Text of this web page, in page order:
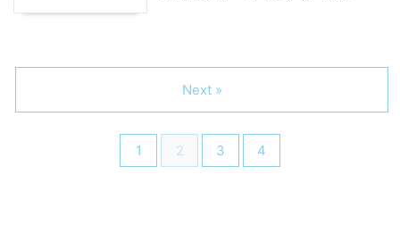
1 2 3 4
Next »